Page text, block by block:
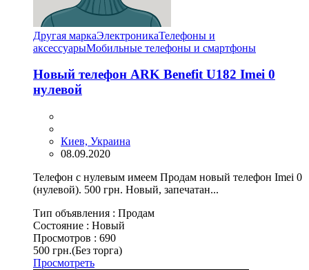
Другая маркаЭлектроникаТелефоны и
аксессуарыМобильные телефоны и смартфоны
Новый телефон ARK Benefit U182 Imei 0
нулевой
Киев, Украина
08.09.2020
Телефон с нулевым имеем Продам новый телефон Imei 0
(нулевой). 500 грн. Новый, запечатан...
Тип объявления : Продам
Состояние : Новый
Просмотров : 690
500 грн.(Без торга)
Просмотреть